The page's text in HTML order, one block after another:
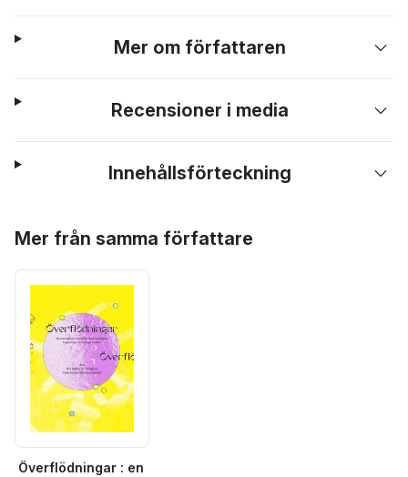
Mer om författaren
Recensioner i media
Innehållsförteckning
Mer från samma författare
Överflödningar : en